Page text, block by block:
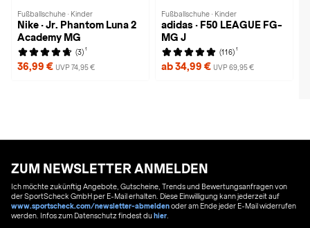
Fußballschuhe · Kinder
Nike · Jr. Phantom Luna 2
Academy MG
(3) 1
36,99 € UVP 74,95 €
Fußballschuhe · Kinder
adidas · F50 LEAGUE FG-
MG J
(116) 1
ab 34,99 € UVP 69,95 €
ZUM NEWSLETTER ANMELDEN
Ich möchte zukünftig Angebote, Gutscheine, Trends und Bewertungsanfragen von
der SportScheck GmbH per E-Mail erhalten. Diese Einwilligung kann jederzeit auf
www.sportscheck.com/newsletter-abmeldenoder am Ende jeder E-Mail widerrufen
werden. Infos zum Datenschutz findest duhier